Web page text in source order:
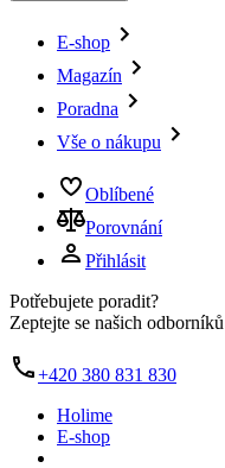
E-shop
Magazín
Poradna
Vše o nákupu
Oblíbené
Porovnání
Přihlásit
Potřebujete poradit?
Zeptejte se našich odborníků
+420 380 831 830
Holime
E-shop